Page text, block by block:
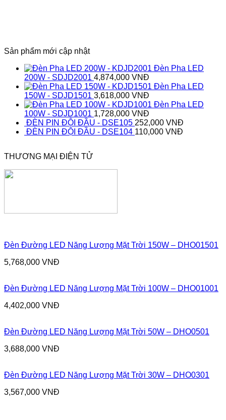
Sản phẩm mới cập nhật
Đèn Pha LED
200W - SDJD2001 4,874,000 VNĐ
Đèn Pha LED
150W - SDJD1501 3,618,000 VNĐ
Đèn Pha LED
100W - SDJD1001 1,728,000 VNĐ
ĐÈN PIN ĐỘI ĐẦU - DSE105 252,000 VNĐ
ĐÈN PIN ĐỘI ĐẦU - DSE104 110,000 VNĐ
THƯƠNG MẠI ĐIỆN TỬ
Đèn Đường LED Năng Lượng Mặt Trời 150W – DHO01501
5,768,000 VNĐ
Đèn Đường LED Năng Lượng Mặt Trời 100W – DHO01001
4,402,000 VNĐ
Đèn Đường LED Năng Lượng Mặt Trời 50W – DHO0501
3,688,000 VNĐ
Đèn Đường LED Năng Lượng Mặt Trời 30W – DHO0301
3,567,000 VNĐ